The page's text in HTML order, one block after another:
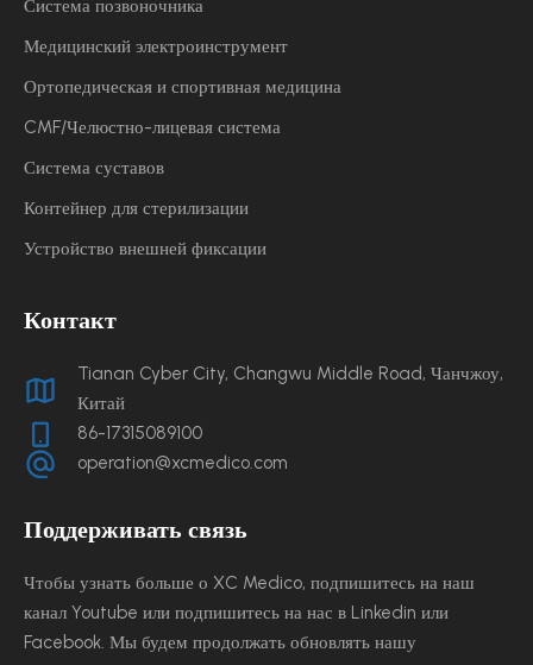
Система позвоночника
Медицинский электроинструмент
Ортопедическая и спортивная медицина
CMF/Челюстно-лицевая система
Система суставов
Контейнер для стерилизации
Устройство внешней фиксации
Контакт
Tianan Cyber ​​City, Changwu Middle Road, Чанчжоу,
Китай
86-17315089100
operation@xcmedico.com
Поддерживать связь
Чтобы узнать больше о XC Medico, подпишитесь на наш
канал Youtube или подпишитесь на нас в Linkedin или
Facebook. Мы будем продолжать обновлять нашу